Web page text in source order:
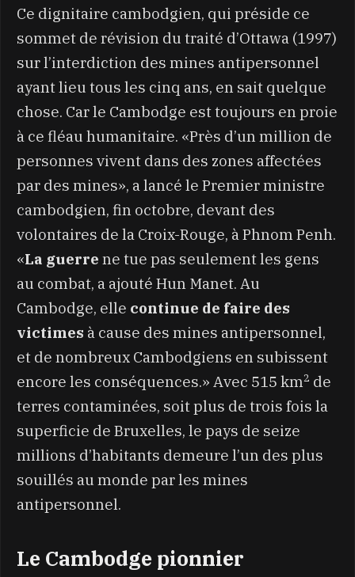
Ce dignitaire cambodgien, qui préside ce
sommet de révision du traité d’Ottawa (1997)
sur l’interdiction des mines antipersonnel
ayant lieu tous les cinq ans, en sait quelque
chose. Car le Cambodge est toujours en proie
à ce fléau humanitaire. «Près d’un million de
personnes vivent dans des zones affectées
par des mines», a lancé le Premier ministre
cambodgien, fin octobre, devant des
volontaires de la Croix-Rouge, à Phnom Penh.
«La guerre ne tue pas seulement les gens
au combat, a ajouté Hun Manet. Au
Cambodge, elle continue de faire des
victimes à cause des mines antipersonnel,
et de nombreux Cambodgiens en subissent
encore les conséquences.» Avec 515 km2 de
terres contaminées, soit plus de trois fois la
superficie de Bruxelles, le pays de seize
millions d’habitants demeure l’un des plus
souillés au monde par les mines
antipersonnel.
Le Cambodge pionnier